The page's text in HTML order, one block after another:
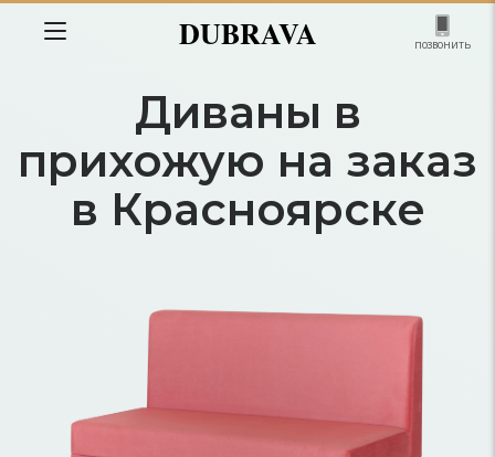
DUBRAVA позвонить
Диваны в
прихожую на заказ
в Красноярске